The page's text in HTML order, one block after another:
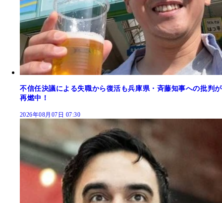
不信任決議による失職から復活も兵庫県・斉藤知事への批判が
再燃中！
2026年08月07日 07:30